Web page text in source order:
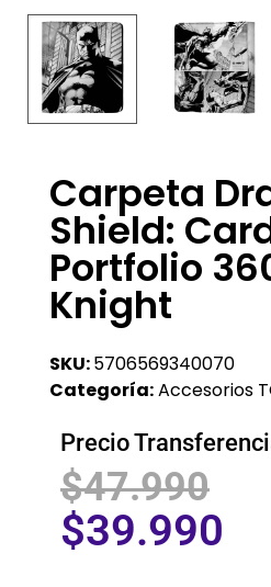
Carpeta
Shield:
Portfolio
Knight
SKU:5706569340070
Categoría:Accesorios
Precio
$47.990
$39.990